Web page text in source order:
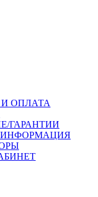
ОПЛАТА
ГАРАНТИИ
ИНФОРМАЦИЯ